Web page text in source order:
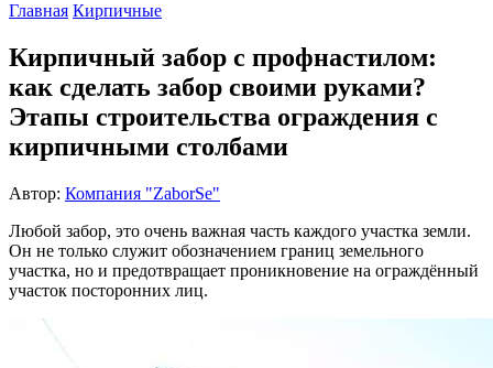
Главная Кирпичные
Кирпичный забор с профнастилом:
как сделать забор своими руками?
Этапы строительства ограждения с
кирпичными столбами
Автор: Компания "ZaborSe"
Любой забор, это очень важная часть каждого участка земли.
Он не только служит обозначением границ земельного
участка, но и предотвращает проникновение на ограждённый
участок посторонних лиц.